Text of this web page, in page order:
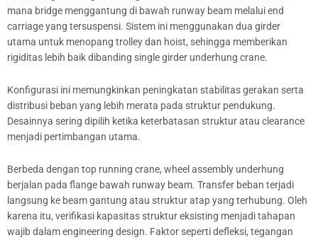
mana bridge menggantung di bawah runway beam melalui end
carriage yang tersuspensi. Sistem ini menggunakan dua girder
utama untuk menopang trolley dan hoist, sehingga memberikan
rigiditas lebih baik dibanding single girder underhung crane.
Konfigurasi ini memungkinkan peningkatan stabilitas gerakan serta
distribusi beban yang lebih merata pada struktur pendukung.
Desainnya sering dipilih ketika keterbatasan struktur atau clearance
menjadi pertimbangan utama.
Berbeda dengan top running crane, wheel assembly underhung
berjalan pada flange bawah runway beam. Transfer beban terjadi
langsung ke beam gantung atau struktur atap yang terhubung. Oleh
karena itu, verifikasi kapasitas struktur eksisting menjadi tahapan
wajib dalam engineering design. Faktor seperti defleksi, tegangan